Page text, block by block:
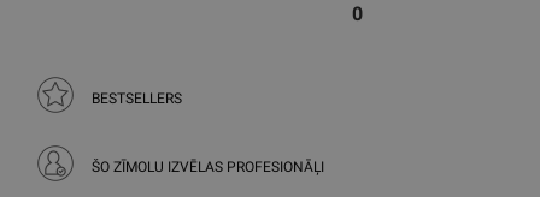
0
BESTSELLERS
ŠO ZĪMOLU IZVĒLAS PROFESIONĀĻI